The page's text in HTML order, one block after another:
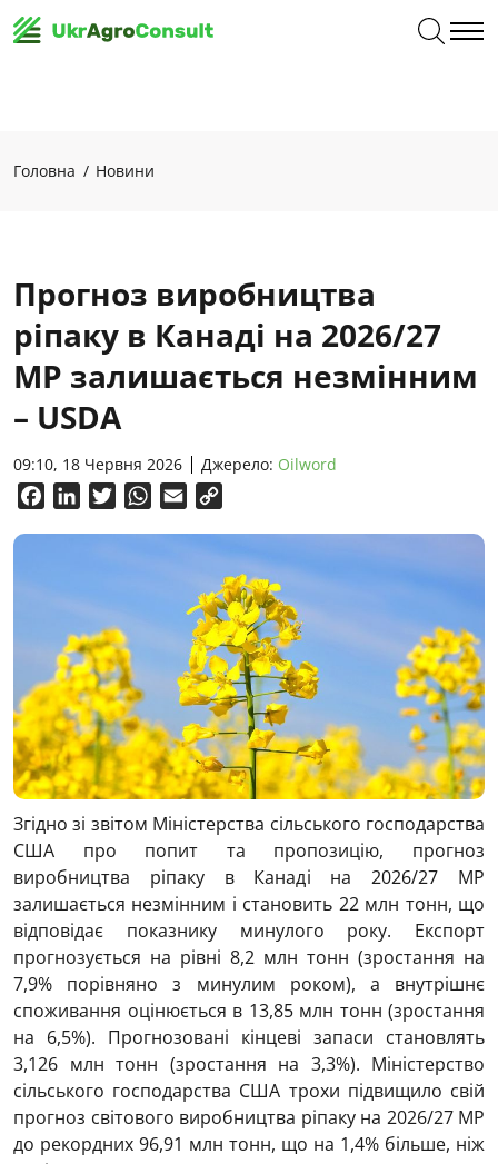
Головна Новини
Прогноз виробництва
ріпаку в Канаді на 2026/27
МР залишається незмінним
– USDA
09:10, 18 Червня 2026 Джерело: Oilword
FacebookLinkedInTwitterWhatsApp
Email
Згідно зі звітом Міністерства сільського господарства
США про попит та пропозицію, прогноз
виробництва ріпаку в Канаді на 2026/27 МР
залишається незмінним і становить 22 млн тонн, що
відповідає показнику минулого року. Експорт
прогнозується на рівні 8,2 млн тонн (зростання на
7,9% порівняно з минулим роком), а внутрішнє
споживання оцінюється в 13,85 млн тонн (зростання
на 6,5%). Прогнозовані кінцеві запаси становлять
3,126 млн тонн (зростання на 3,3%). Міністерство
сільського господарства США трохи підвищило свій
прогноз світового виробництва ріпаку на 2026/27 МР
до ​​рекордних 96,91 млн тонн, що на 1,4% більше, ніж